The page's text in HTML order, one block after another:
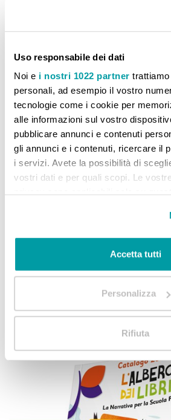
Uso responsabile dei dati
Noi e i nostri 1022 partner
personali, ad esempio il vostro
tecnologie come i cookie per
alle informazioni sul vostro
pubblicare annunci e contenuti
gli annunci e i contenuti, ricercare il
i servizi. Avete la possibilità di
vostri dati e per quali scopi. Le
modificare o revocare il proprio
momento dalla Dichiarazione sui
sull'icona di attivazione della privacy.
Con il tuo consenso, vorremmo
raccogliere informazioni sulla
geografica, con
Identificare il tuo dispositivo,
attivamente alla ricerca di
(impronte digitali).
Approfondisci come vengono
e imposta le tue preferenze nella
modificare o ritirare il tuo consenso
Accetta tutti
Personalizza
Rifiuta